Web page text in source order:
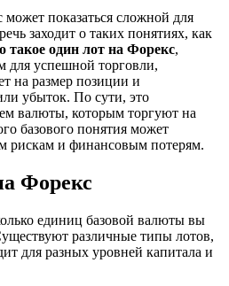
показаться сложной для
заходит о таких понятиях, как
такое один лот на Форекс,
для успешной торговли,
на размер позиции и
убыток. По сути, это
валюты, которым торгуют на
базового понятия может
рискам и финансовым потерям.
Форекс
единиц базовой валюты вы
различные типы лотов,
для разных уровней капитала и